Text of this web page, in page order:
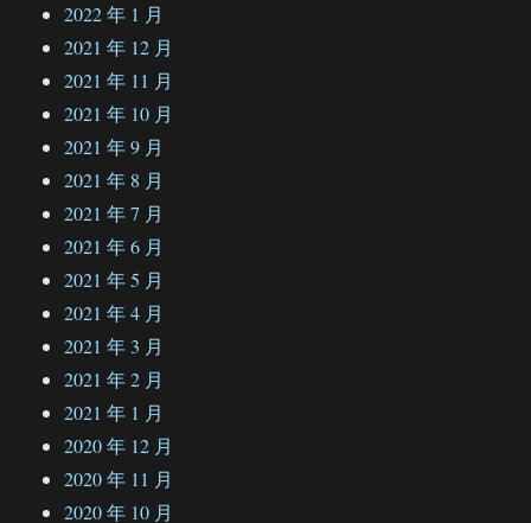
2022 年 1 月
2021 年 12 月
2021 年 11 月
2021 年 10 月
2021 年 9 月
2021 年 8 月
2021 年 7 月
2021 年 6 月
2021 年 5 月
2021 年 4 月
2021 年 3 月
2021 年 2 月
2021 年 1 月
2020 年 12 月
2020 年 11 月
2020 年 10 月